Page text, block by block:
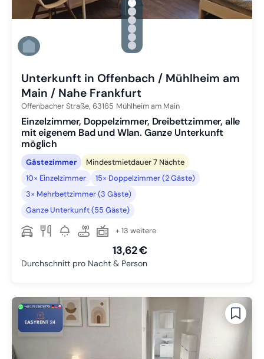
gallery.slide_selector
Zu Slide 1 wechseln
Zu Slide 2 wechseln
Zu Slide 3 wechseln
Zu Slide 4 wechseln
Zu Slide 5 wechseln
Zu Slide 6 wechseln
Unterkunft in Offenbach / Mühlheim am
Main / Nahe Frankfurt
Offenbacher Straße, 63165 Mühlheim am Main
Einzelzimmer, Doppelzimmer, Dreibettzimmer, alle
mit eigenem Bad und Wlan. Ganze Unterkunft
möglich
Gästezimmer
Mindestmietdauer 7 Nächte
10× Einzelzimmer
15× Doppelzimmer (2 Gäste)
3× Mehrbettzimmer (3 Gäste)
Ganze Unterkunft (55 Gäste)
+ 13 weitere
13,62 €
Durchschnitt pro Nacht & Person